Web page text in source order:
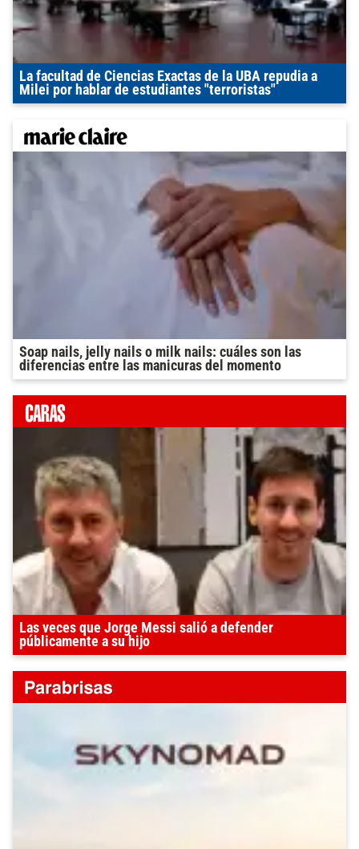
La facultad de Ciencias Exactas de la UBA repudia a
Milei por hablar de estudiantes "terroristas"
Soap nails, jelly nails o milk nails: cuáles son las
diferencias entre las manicuras del momento
Las veces que Jorge Messi salió a defender
públicamente a su hijo